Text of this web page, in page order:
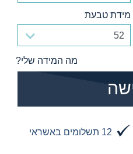
מידת טבעת
מידת טבעת
מה המידה שלי?
12 תשלומים באשראי